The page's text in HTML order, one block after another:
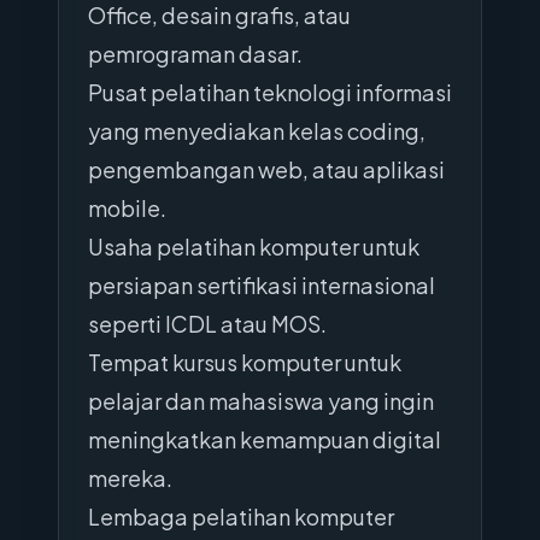
Office, desain grafis, atau
pemrograman dasar.
Pusat pelatihan teknologi informasi
yang menyediakan kelas coding,
pengembangan web, atau aplikasi
mobile.
Usaha pelatihan komputer untuk
persiapan sertifikasi internasional
seperti ICDL atau MOS.
Tempat kursus komputer untuk
pelajar dan mahasiswa yang ingin
meningkatkan kemampuan digital
mereka.
Lembaga pelatihan komputer